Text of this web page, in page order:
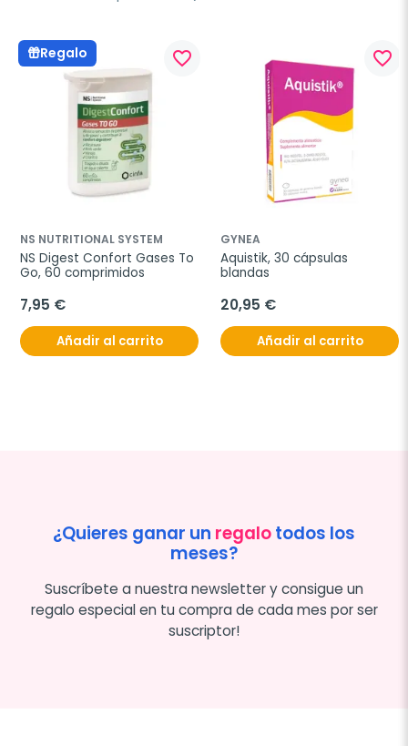
Regalo favorite_border
NS NUTRITIONAL SYSTEM
NS Digest Confort Gases To
Go, 60 comprimidos
7,95 €
Añadir al carrito
favorite_border
GYNEA
Aquistik, 30 cápsulas
blandas
20,95 €
Añadir al carrito
¿Quieres ganar un regalotodos los
meses?
Suscríbete a nuestra newsletter y consigue un
regalo especial en tu compra de cada mes por ser
suscriptor!